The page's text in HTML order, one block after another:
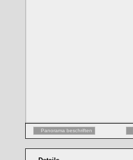
Panorama beschriften